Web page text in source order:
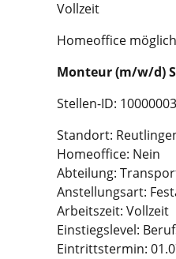
Vollzeit
Homeoffice möglich
Monteur (m/w/d)
Stellen-ID:
Standort:
Homeoffice: Nein
Abteilung:
Anstellungsart:
Arbeitszeit: Vollzeit
Einstiegslevel:
Eintrittstermin: